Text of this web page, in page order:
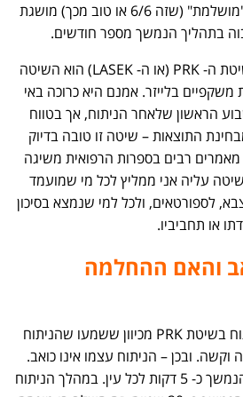
שבוע-שבועיים, אך ראייה "מושלמת" (שזה 6/6 או טוב מכך) מושגת
בתהליך הנמשך מספר חודשים.
הסרת משקפיים בלייזר בשיטת ה- PRK (או ה- LASEK) הוא השיטה
בלייזר. אמנם היא כרוכה באי
הראשון שלאחר הניתוח, אך בטווח
התוצאות – שיטה זו טובה בדיוק
רבים בספרות הרפואית משיגה
עליה אני ממליץ לכל מי שמועמד
לספורטאים, ולכל למי שנמצא בסיכון
או תחביביו.
והאם ההחלמה
אנשים רבים נרתעים מניתוח בשיטת PRK מכיוון ששמעו שהניתוח
ובכן – הניתוח עצמו אינו כואב.
PRK הוא ניתוח קצר וקל, הנמשך כ- 5 דקות לכל עין. במהלך הניתוח